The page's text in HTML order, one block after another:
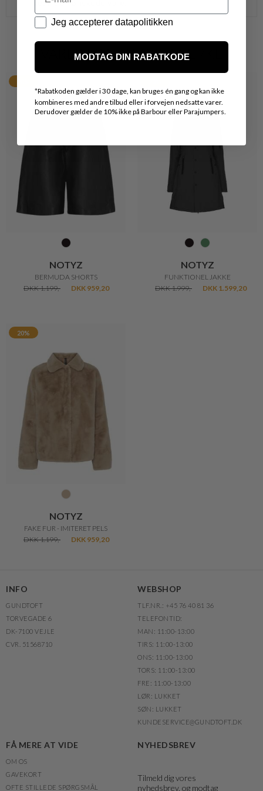
vedr. den ønskede vare.
VARER FRA SAMME MÆRKE
NOTYZ
BERMUDA SHORTS
DKK 1.199,-
DKK 959,20
NOTYZ
FUNKTIONEL JAKKE
DKK 1.999,-
DKK 1.599,20
20%
NOTYZ
FAKE FUR - IMITERET PELS
DKK 1.199,-
DKK 959,20
INFO
GUNDTOFT
TORVEGADE 6
DK-7100 VEJLE
CVR. 51568710
WEBSHOP
TLF.NR.: +45 76 40 81 36
TELEFONTID:
MAN: 11:00-13:00
TIRS: 11:00-13:00
ONS: 11:00-13:00
TORS: 11:00-13:00
FRE: 11:00-13:00
LØR: LUKKET
SØN: LUKKET
KUNDESERVICE@GUNDTOFT.DK
FÅ MERE AT VIDE
OM OS
GAVEKORT
OFTE STILLEDE SPØRGSMÅL
NYHEDSBREV
Tilmeld dig vores
nyhedsbrev, og modtag
Datapolitik
Jeg accepterer datapolitikken
MODTAG DIN RABATKODE
*Rabatkoden gælder i 30 dage, kan bruges én gang og kan ikke
kombineres med andre tilbud eller i forvejen nedsatte varer.
Derudover gælder de 10% ikke på Barbour eller Parajumpers.